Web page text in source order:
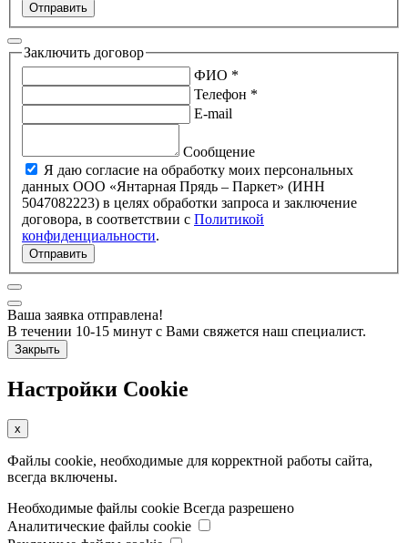
Отправить
Заключить договор
ФИО *
Телефон *
E-mail
Сообщение
Я даю согласие на обработку моих персональных
данных ООО «Янтарная Прядь – Паркет» (ИНН
5047082223) в целях обработки запроса и заключение
договора, в соответствии с Политикой
конфиденциальности.
Отправить
Ваша заявка отправлена!
В течении 10-15 минут с Вами свяжется наш специалист.
Закрыть
Настройки Cookie
x
Файлы cookie, необходимые для корректной работы сайта,
всегда включены.
Необходимые файлы cookie Всегда разрешено
Аналитические файлы cookie